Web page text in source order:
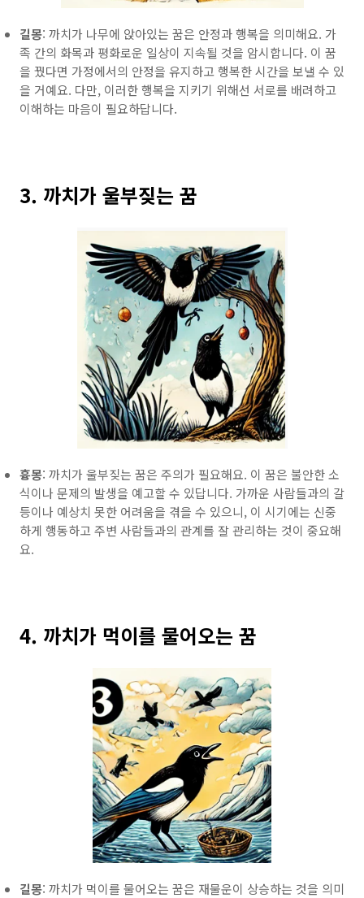
길몽: 까치가 나무에 앉아있는 꿈은 안정과 행복을 의미해요. 가
족 간의 화목과 평화로운 일상이 지속될 것을 암시합니다. 이 꿈
을 꿨다면 가정에서의 안정을 유지하고 행복한 시간을 보낼 수 있
을 거예요. 다만, 이러한 행복을 지키기 위해선 서로를 배려하고
이해하는 마음이 필요하답니다.
3. 까치가 울부짖는 꿈
흉몽: 까치가 울부짖는 꿈은 주의가 필요해요. 이 꿈은 불안한 소
식이나 문제의 발생을 예고할 수 있답니다. 가까운 사람들과의 갈
등이나 예상치 못한 어려움을 겪을 수 있으니, 이 시기에는 신중
하게 행동하고 주변 사람들과의 관계를 잘 관리하는 것이 중요해
요.
4. 까치가 먹이를 물어오는 꿈
길몽: 까치가 먹이를 물어오는 꿈은 재물운이 상승하는 것을 의미